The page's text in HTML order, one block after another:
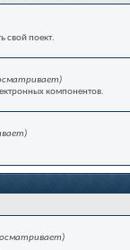
свой поект.
компонентов.